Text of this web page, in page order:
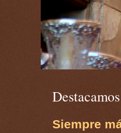
Destacamos
Siempre